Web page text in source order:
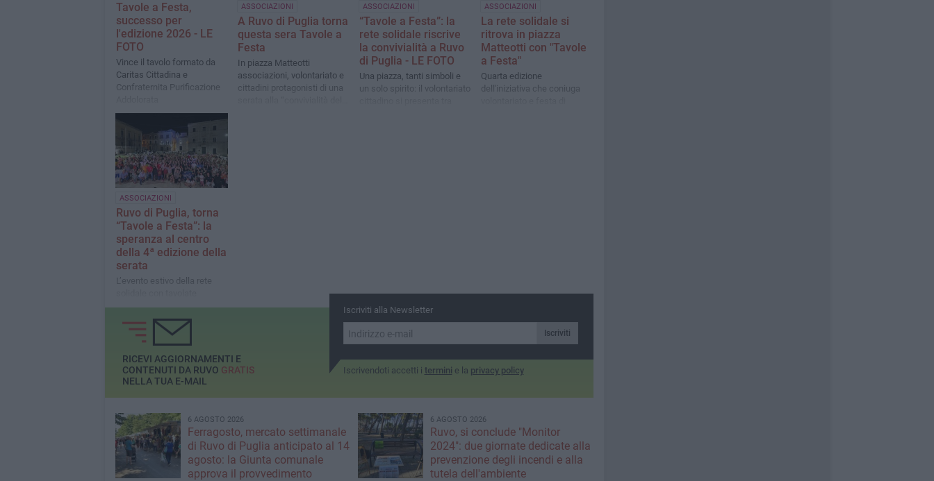
Tavole a Festa,
successo per
l'edizione 2026 - LE
FOTO
Vince il tavolo formato da
Caritas Cittadina e
Confraternita Purificazione
ASSOCIAZIONI
A Ruvo di Puglia torna
questa sera Tavole a
Festa
In piazza Matteotti
associazioni, volontariato e
cittadini protagonisti di una
ASSOCIAZIONI
“Tavole a Festa”: la
rete solidale riscrive
la convivialità a Ruvo
di Puglia - LE FOTO
Una piazza, tanti simboli e
un solo spirito: il volontariato
ASSOCIAZIONI
La rete solidale si
ritrova in piazza
Matteotti con "Tavole
a Festa"
Quarta edizione
dell'iniziativa che coniuga
ASSOCIAZIONI
Ruvo di Puglia, torna
“Tavole a Festa”: la
speranza al centro
della 4ª edizione della
serata
L’evento estivo della rete
condivise, simboli e storie di
Iscriviti alla Newsletter
Iscriviti
Iscrivendoti accetti i termini e la privacy policy
RICEVI AGGIORNAMENTI E
CONTENUTI DA RUVO GRATIS
NELLA TUA E-MAIL
6 AGOSTO 2026
Ferragosto, mercato settimanale
di Ruvo di Puglia anticipato al 14
agosto: la Giunta comunale
approva il provvedimento
6 AGOSTO 2026
Ruvo, si conclude "Monitor
2024": due giornate dedicate alla
prevenzione degli incendi e alla
tutela dell'ambiente